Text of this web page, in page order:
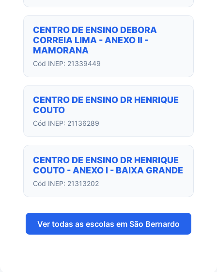
CENTRO DE ENSINO DEBORA
CORREIA LIMA - ANEXO II -
MAMORANA
Cód INEP: 21339449
CENTRO DE ENSINO DR HENRIQUE
COUTO
Cód INEP: 21136289
CENTRO DE ENSINO DR HENRIQUE
COUTO - ANEXO I - BAIXA GRANDE
Cód INEP: 21313202
Ver todas as escolas em São Bernardo